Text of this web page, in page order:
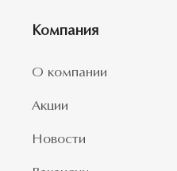
Компания
О компании
Акции
Новости